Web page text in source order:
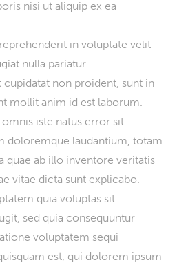
nisi ut aliquip ex ea
in voluptate velit
nulla pariatur.
non proident, sunt in
mollit anim id est laborum.
iste natus error sit
doloremque laudantium, totam
quae ab illo inventore veritatis
vitae dicta sunt explicabo.
quia voluptas sit
sed quia consequuntur
voluptatem sequi
est, qui dolorem ipsum